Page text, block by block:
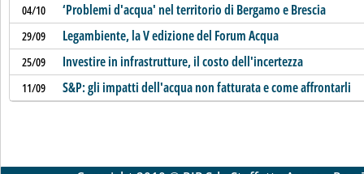
04/10 ‘Problemi d'acqua' nel territorio di Bergamo e Brescia
29/09 Legambiente, la V edizione del Forum Acqua
25/09 Investire in infrastrutture, il costo dell'incertezza
11/09 S&P: gli impatti dell'acqua non fatturata e come affrontarli